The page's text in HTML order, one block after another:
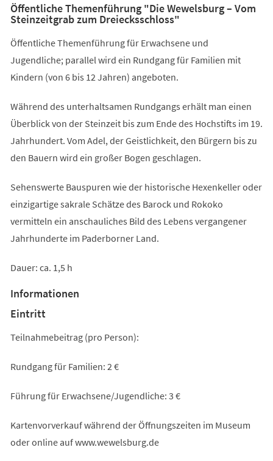
Öffentliche Themenführung "Die Wewelsburg – Vom
Steinzeitgrab zum Dreiecksschloss"
Öffentliche Themenführung für Erwachsene und
Jugendliche; parallel wird ein Rundgang für Familien mit
Kindern (von 6 bis 12 Jahren) angeboten.
Während des unterhaltsamen Rundgangs erhält man einen
Überblick von der Steinzeit bis zum Ende des Hochstifts im 19.
Jahrhundert. Vom Adel, der Geistlichkeit, den Bürgern bis zu
den Bauern wird ein großer Bogen geschlagen.
Sehenswerte Bauspuren wie der historische Hexenkeller oder
einzigartige sakrale Schätze des Barock und Rokoko
vermitteln ein anschauliches Bild des Lebens vergangener
Jahrhunderte im Paderborner Land.
Dauer: ca. 1,5 h
Informationen
Eintritt
Teilnahmebeitrag (pro Person):
Rundgang für Familien: 2 €
Führung für Erwachsene/Jugendliche: 3 €
Kartenvorverkauf während der Öffnungszeiten im Museum
oder online auf www.wewelsburg.de